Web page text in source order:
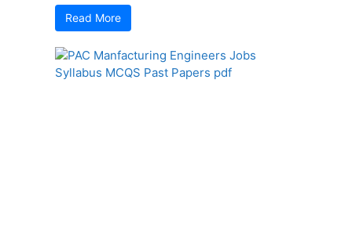
Read More